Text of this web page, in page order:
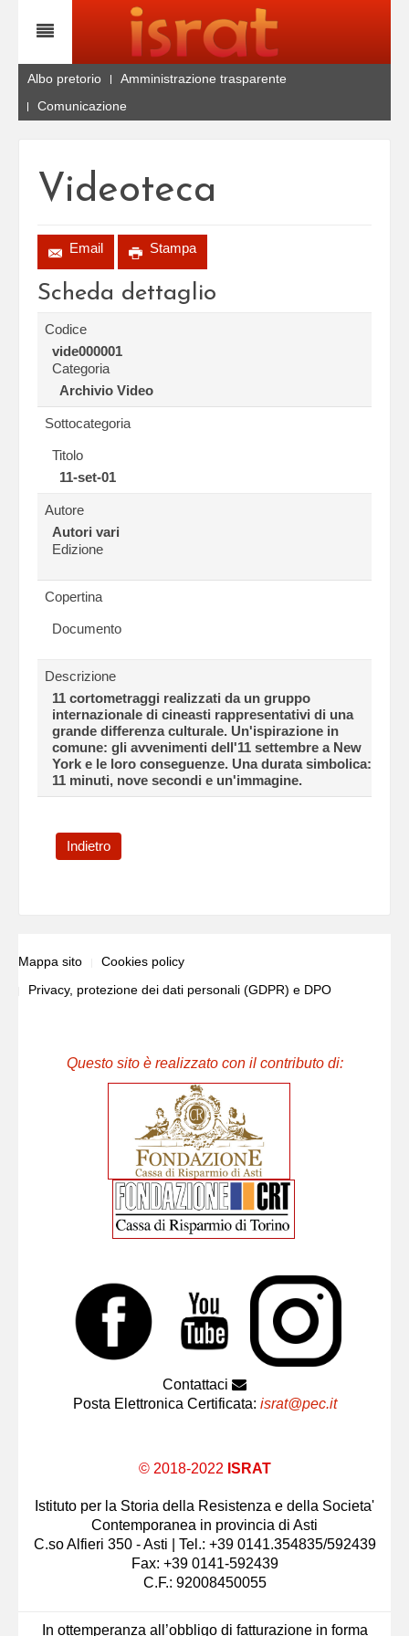
Albo pretorio
Amministrazione trasparente
Comunicazione
Videoteca
Email Stampa
Scheda dettaglio
Codice
vide000001
Categoria
Archivio Video
Sottocategoria
Titolo
11-set-01
Autore
Autori vari
Edizione
Copertina
Documento
Descrizione
11 cortometraggi realizzati da un gruppo
internazionale di cineasti rappresentativi di una
grande differenza culturale. Un'ispirazione in
comune: gli avvenimenti dell'11 settembre a New
York e le loro conseguenze. Una durata simbolica:
11 minuti, nove secondi e un'immagine.
Indietro
Mappa sito
Cookies policy
Privacy, protezione dei dati personali (GDPR) e DPO
Questo sito è realizzato con il contributo di:
Contattaci
Posta Elettronica Certificata: israt@pec.it
© 2018-2022 ISRAT
Istituto per la Storia della Resistenza e della Societa'
Contemporanea in provincia di Asti
C.so Alfieri 350 - Asti | Tel.: +39 0141.354835/592439
Fax: +39 0141-592439
C.F.: 92008450055
In ottemperanza all’obbligo di fatturazione in forma